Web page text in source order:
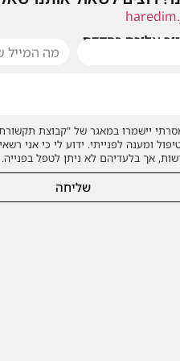
אליכם בהקדם
יישמרו במאגר של "קבוצת
ומענה לפנייתי. ידוע לי כי אני
אך בלעדיהם לא ניתן לטפל
שליחה